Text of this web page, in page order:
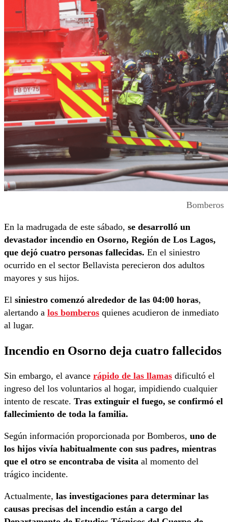
Bomberos
En la madrugada de este sábado, se desarrolló un
devastador incendio en Osorno, Región de Los Lagos,
que dejó cuatro personas fallecidas. En el siniestro
ocurrido en el sector Bellavista perecieron dos adultos
mayores y sus hijos.
El siniestro comenzó alrededor de las 04:00 horas,
alertando a los bomberos quienes acudieron de inmediato
al lugar.
Incendio en Osorno deja cuatro fallecidos
Sin embargo, el avance rápido de las llamas dificultó el
ingreso del los voluntarios al hogar, impidiendo cualquier
intento de rescate. Tras extinguir el fuego, se confirmó el
fallecimiento de toda la familia.
Según información proporcionada por Bomberos, uno de
los hijos vivía habitualmente con sus padres, mientras
que el otro se encontraba de visita al momento del
trágico incidente.
Actualmente, las investigaciones para determinar las
causas precisas del incendio están a cargo del